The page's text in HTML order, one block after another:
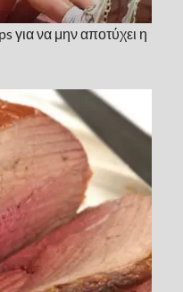
για να μην αποτύχει η